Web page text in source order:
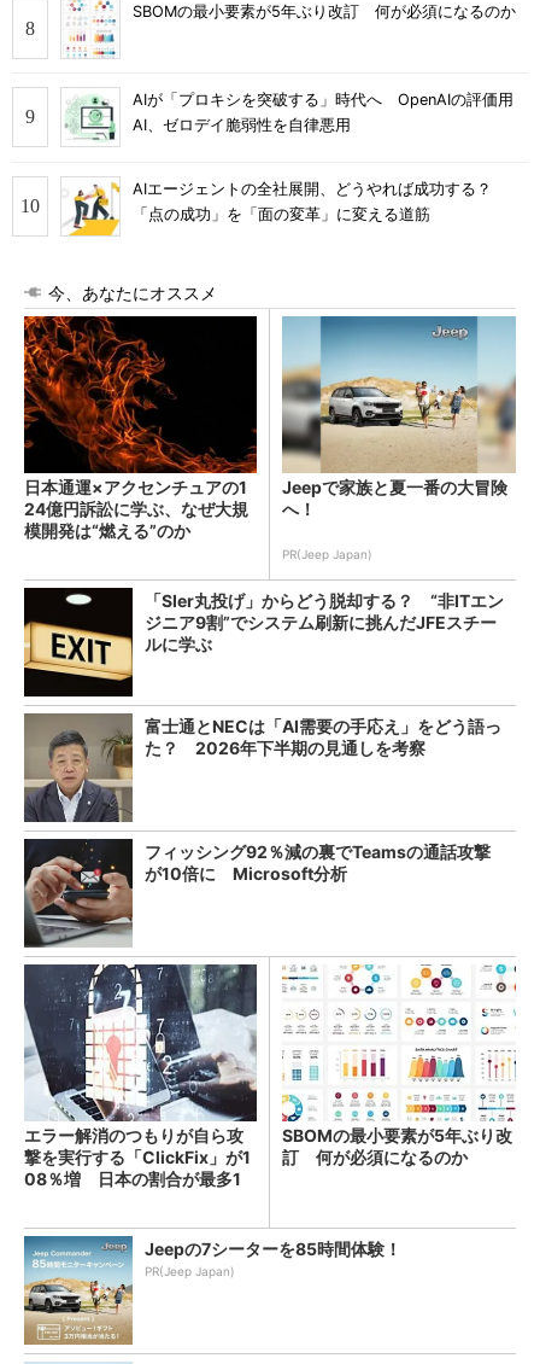
SBOMの最小要素が5年ぶり改訂 何が必須になるのか
AIが「プロキシを突破する」時代へ OpenAIの評価用
AI、ゼロデイ脆弱性を自律悪用
AIエージェントの全社展開、どうやれば成功する？
「点の成功」を「面の変革」に変える道筋
今、あなたにオススメ
日本通運×アクセンチュアの1
24億円訴訟に学ぶ、なぜ大規
模開発は“燃える”のか
Jeepで家族と夏一番の大冒険
へ！
PR(Jeep Japan)
「SIer丸投げ」からどう脱却する？ “非ITエン
ジニア9割”でシステム刷新に挑んだJFEスチー
ルに学ぶ
富士通とNECは「AI需要の手応え」をどう語っ
た？ 2026年下半期の見通しを考察
フィッシング92％減の裏でTeamsの通話攻撃
が10倍に Microsoft分析
エラー解消のつもりが自ら攻
撃を実行する「ClickFix」が1
08％増 日本の割合が最多1
SBOMの最小要素が5年ぶり改
訂 何が必須になるのか
Jeepの7シーターを85時間体験！
PR(Jeep Japan)